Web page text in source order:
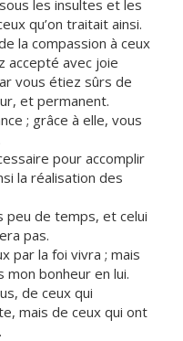
les insultes et les
qu’on traitait ainsi.
la compassion à ceux
accepté avec joie
vous étiez sûrs de
et permanent.
; grâce à elle, vous
pour accomplir
la réalisation des
peu de temps, et celui
pas.
par la foi vivra ; mais
mon bonheur en lui.
de ceux qui
mais de ceux qui ont